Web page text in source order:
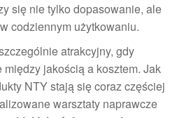
się nie tylko dopasowanie, ale
codziennym użytkowaniu.
atrakcyjny, gdy
jakością a kosztem. Jak
NTY stają się coraz częściej
warsztaty naprawcze